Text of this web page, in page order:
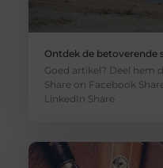
Ontdek de betoverende
Goed artikel? Deel hem
Share on Facebook
LinkedIn Share